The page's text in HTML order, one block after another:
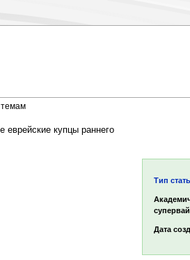
темам
Тип
Дата
еврейские купцы раннего